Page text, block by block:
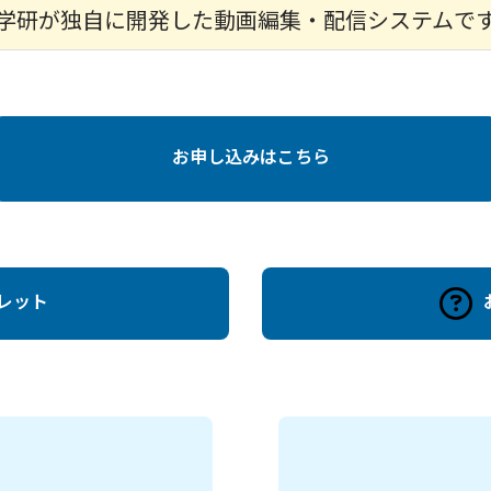
研が独自に開発した動画編集・配信システムで
お申し込みはこちら
ット